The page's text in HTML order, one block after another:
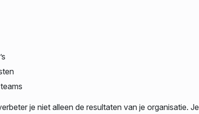
je niet alleen de resultaten van je organisatie. Je